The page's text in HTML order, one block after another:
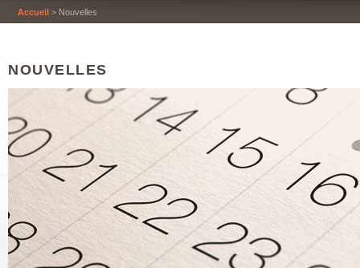
Accueil > Nouvelles
NOUVELLES